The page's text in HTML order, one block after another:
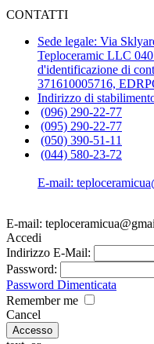
CONTATTI
Sede legale: Via
Teploceramic LLС
d'identificazione di
371610005716,
Indirizzo di
(096) 290-22-77
(095) 290-22-77
(050) 390-51-11
(044) 580-23-72
E-mail:
E-mail:
Accedi
Indirizzo E-Mail:
Password:
Password Dimenticata
Remember me
Cancel